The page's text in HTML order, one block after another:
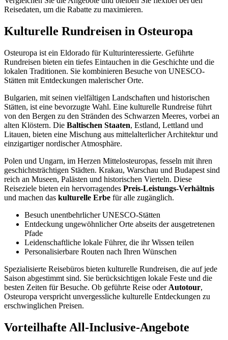
Reisedaten, um die Rabatte zu maximieren.
Kulturelle Rundreisen in Osteuropa
Osteuropa ist ein Eldorado für Kulturinteressierte. Geführte
Rundreisen bieten ein tiefes Eintauchen in die Geschichte und die
lokalen Traditionen. Sie kombinieren Besuche von UNESCO-
Stätten mit Entdeckungen malerischer Orte.
Bulgarien, mit seinen vielfältigen Landschaften und historischen
Stätten, ist eine bevorzugte Wahl. Eine kulturelle Rundreise führt
von den Bergen zu den Stränden des Schwarzen Meeres, vorbei an
alten Klöstern. Die Baltischen Staaten, Estland, Lettland und
Litauen, bieten eine Mischung aus mittelalterlicher Architektur und
einzigartiger nordischer Atmosphäre.
Polen und Ungarn, im Herzen Mittelosteuropas, fesseln mit ihren
geschichtsträchtigen Städten. Krakau, Warschau und Budapest sind
reich an Museen, Palästen und historischen Vierteln. Diese
Reiseziele bieten ein hervorragendes Preis-Leistungs-Verhältnis
und machen das kulturelle Erbe für alle zugänglich.
Besuch unentbehrlicher UNESCO-Stätten
Entdeckung ungewöhnlicher Orte abseits der ausgetretenen
Pfade
Leidenschaftliche lokale Führer, die ihr Wissen teilen
Personalisierbare Routen nach Ihren Wünschen
Spezialisierte Reisebüros bieten kulturelle Rundreisen, die auf jede
Saison abgestimmt sind. Sie berücksichtigen lokale Feste und die
besten Zeiten für Besuche. Ob geführte Reise oder Autotour,
Osteuropa verspricht unvergessliche kulturelle Entdeckungen zu
erschwinglichen Preisen.
Vorteilhafte All-Inclusive-Angebote